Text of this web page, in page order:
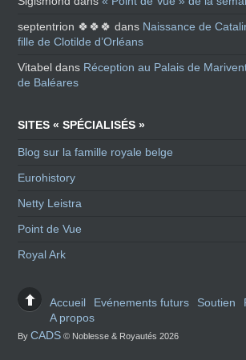
septentrion 🍀🍀🍀 dans Naissance de
fille de Clotilde d’Orléans
Vitabel dans Réception au Palais de
de Baléares
SITES « SPÉCIALISÉS »
Blog sur la famille royale belge
Eurohistory
Netty Leistra
Point de Vue
Royal Ark
Accueil Evénements futurs Soutien
A propos
ByCADS © Noblesse & Royautés 2026